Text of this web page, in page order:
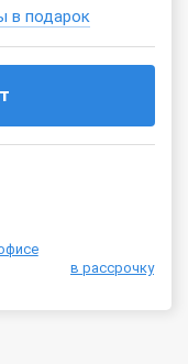
в подарок
в рассрочку